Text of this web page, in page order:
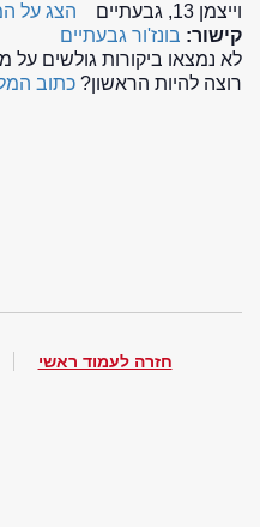
וייצמן 13, גבעתיים
הצג על
קישור: בונז'ור גבעתיים
לא נמצאו ביקורות גולשים
רוצה להיות הראשון? כתוב
חזרה לעמוד ראשי